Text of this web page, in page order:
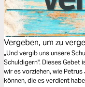
Vergeben, um zu
„Und vergib uns unsere
Schuldigern". Dieses Gebet
wir es vorziehen, wie
können, die es verdient